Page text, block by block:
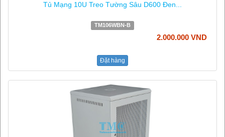
Tủ Mạng 10U Treo Tường Sâu D600 Đen...
TM106WBN-B
2.000.000 VND
Đặt hàng